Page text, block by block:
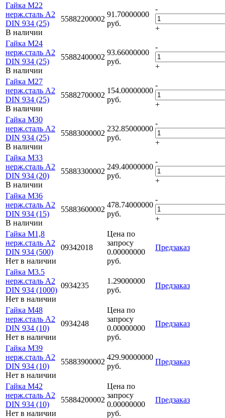
Гайка M22
нерж.сталь A2
DIN 934 (25)
В наличии
55882200002
91.70000000
руб.
-
+
Гайка M24
нерж.сталь A2
DIN 934 (25)
В наличии
55882400002
93.66000000
руб.
-
+
Гайка M27
нерж.сталь A2
DIN 934 (25)
В наличии
55882700002
154.00000000
руб.
-
+
Гайка M30
нерж.сталь A2
DIN 934 (25)
В наличии
55883000002
232.85000000
руб.
-
+
Гайка M33
нерж.сталь A2
DIN 934 (20)
В наличии
55883300002
249.40000000
руб.
-
+
Гайка M36
нерж.сталь A2
DIN 934 (15)
В наличии
55883600002
478.74000000
руб.
-
+
Гайка M1,8
нерж.сталь A2
DIN 934 (500)
Нет в наличии
09342018
Цена по
запросу
0.00000000
руб.
Предзаказ
Гайка M3.5
нерж.сталь A2
DIN 934 (1000)
Нет в наличии
0934235
1.29000000
руб.
Предзаказ
Гайка M48
нерж.сталь A2
DIN 934 (10)
Нет в наличии
0934248
Цена по
запросу
0.00000000
руб.
Предзаказ
Гайка M39
нерж.сталь A2
DIN 934 (10)
Нет в наличии
55883900002
429.90000000
руб.
Предзаказ
Гайка M42
нерж.сталь A2
DIN 934 (10)
Нет в наличии
55884200002
Цена по
запросу
0.00000000
руб.
Предзаказ